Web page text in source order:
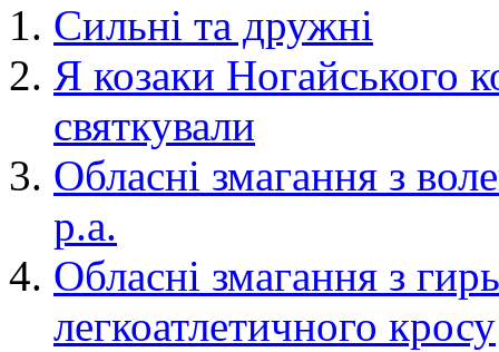
Сильні та дружні
Я козаки Ногайського
святкували
Обласні змагання з
р.а.
Обласні змагання з
легкоатлетичного кросу